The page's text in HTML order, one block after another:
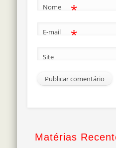
Nome *
E-mail *
Site
Matérias